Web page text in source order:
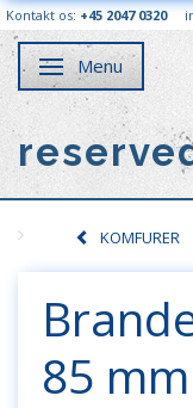
Kontakt os: +45 2047 0320
Skifte navigation
Menu
KOMFURER
85